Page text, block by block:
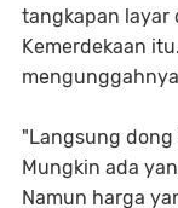
tangkapan layar
Kemerdekaan
"Langsung dong
Mungkin ada
Namun harga